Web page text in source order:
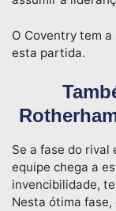
O Coventry tem
esta partida.
Se a fase do rival
equipe chega a
invencibilidade,
Nesta ótima